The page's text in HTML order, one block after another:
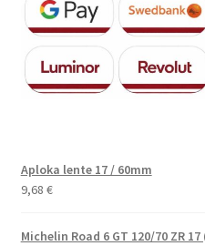
Aploka lente 17 / 60mm
9,68 €
Michelin Road 6 GT 120/70 ZR